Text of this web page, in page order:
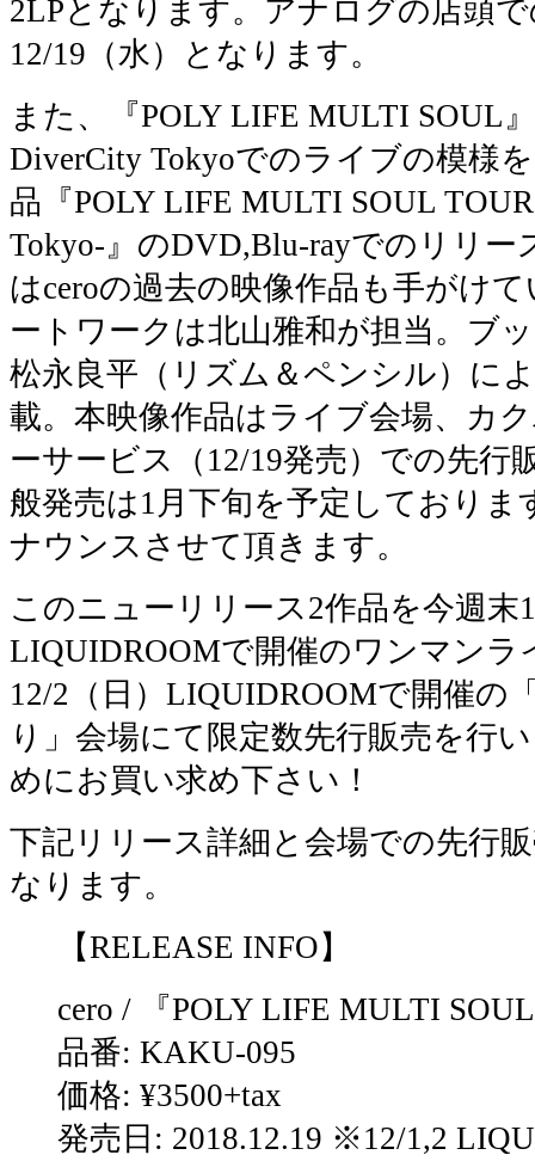
2LPとなります。アナログの店頭
12/19（水）となります。
また、『POLY LIFE MULTI SOUL
DiverCity Tokyoでのライブの模様
品『POLY LIFE MULTI SOUL
Tokyo-』のDVD,Blu-rayでのリリー
はceroの過去の映像作品も手がけ
ートワークは北山雅和が担当。ブ
松永良平（リズム＆ペンシル）に
載。本映像作品はライブ会場、カ
ーサービス（12/19発売）での先行
般発売は1月下旬を予定しておりま
ナウンスさせて頂きます。
このニューリリース2作品を今週末
LIQUIDROOMで開催のワンマンラ
12/2（日）LIQUIDROOMで開催の
り」会場にて限定数先行販売を行
めにお買い求め下さい！
下記リリース詳細と会場での先行
なります。
【RELEASE INFO】
cero / 『POLY LIFE MULTI
品番: KAKU-095
価格: ¥3500+tax
発売日: 2018.12.19 ※12/1,2